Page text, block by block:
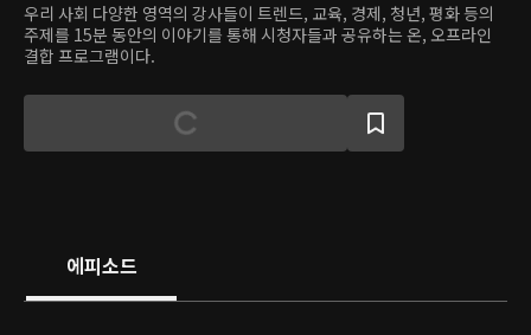
우리 사회 다양한 영역의 강사들이 트렌드, 교육, 경제, 청년, 평화 등의
주제를 15분 동안의 이야기를 통해 시청자들과 공유하는 온, 오프라인
결합 프로그램이다.
에피소드